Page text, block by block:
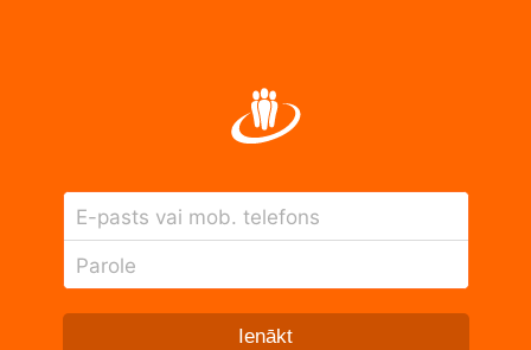
E-pasts vai mob. telefons
Parole
Ienākt